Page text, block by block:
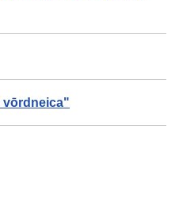
vōrdneica"